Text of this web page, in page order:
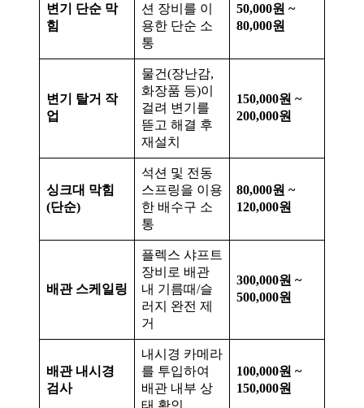
변기 단순 막
힘
션 장비를 이
용한 단순 소
통
50,000원 ~
80,000원
변기 탈거 작
업
물건(장난감,
화장품 등)이
걸려 변기를
뜯고 해결 후
재설치
150,000원 ~
200,000원
싱크대 막힘
(단순)
석션 및 전동
스프링을 이용
한 배수구 소
통
80,000원 ~
120,000원
배관 스케일링
플렉스 샤프트
장비로 배관
내 기름때/슬
러지 완전 제
거
300,000원 ~
500,000원
배관 내시경
검사
내시경 카메라
를 투입하여
배관 내부 상
태 확인
100,000원 ~
150,000원